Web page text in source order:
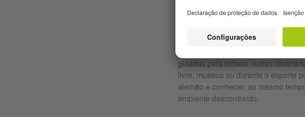
muitos empregadores(as) e
Usar uma língua na vida real ainda
guiadas pela cidade, noites
livre, museus ou durante o esporte
alemão e conhecer, ao mesmo
ambiente descontraído.